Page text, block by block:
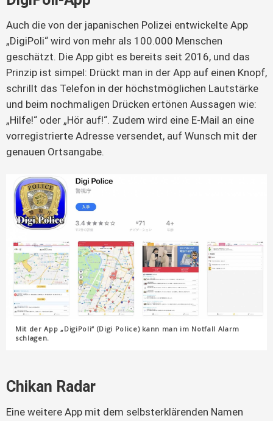
Auch die von der japanischen Polizei entwickelte App
„DigiPoli“ wird von mehr als 100.000 Menschen
geschätzt. Die App gibt es bereits seit 2016, und das
Prinzip ist simpel: Drückt man in der App auf einen Knopf,
schrillt das Telefon in der höchstmöglichen Lautstärke
und beim nochmaligen Drücken ertönen Aussagen wie:
„Hilfe!“ oder „Hör auf!“. Zudem wird eine E-Mail an eine
vorregistrierte Adresse versendet, auf Wunsch mit der
genauen Ortsangabe.
Mit der App „DigiPoli“ (Digi Police) kann man im Notfall Alarm
schlagen.
Chikan Radar
Eine weitere App mit dem selbsterklärenden Namen